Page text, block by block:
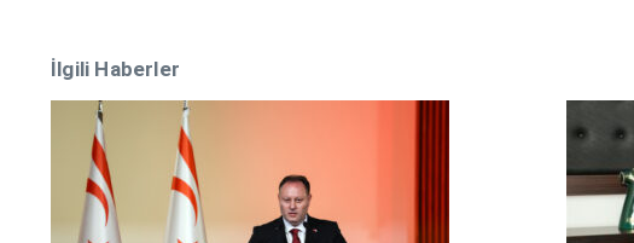
İlgili Haberler